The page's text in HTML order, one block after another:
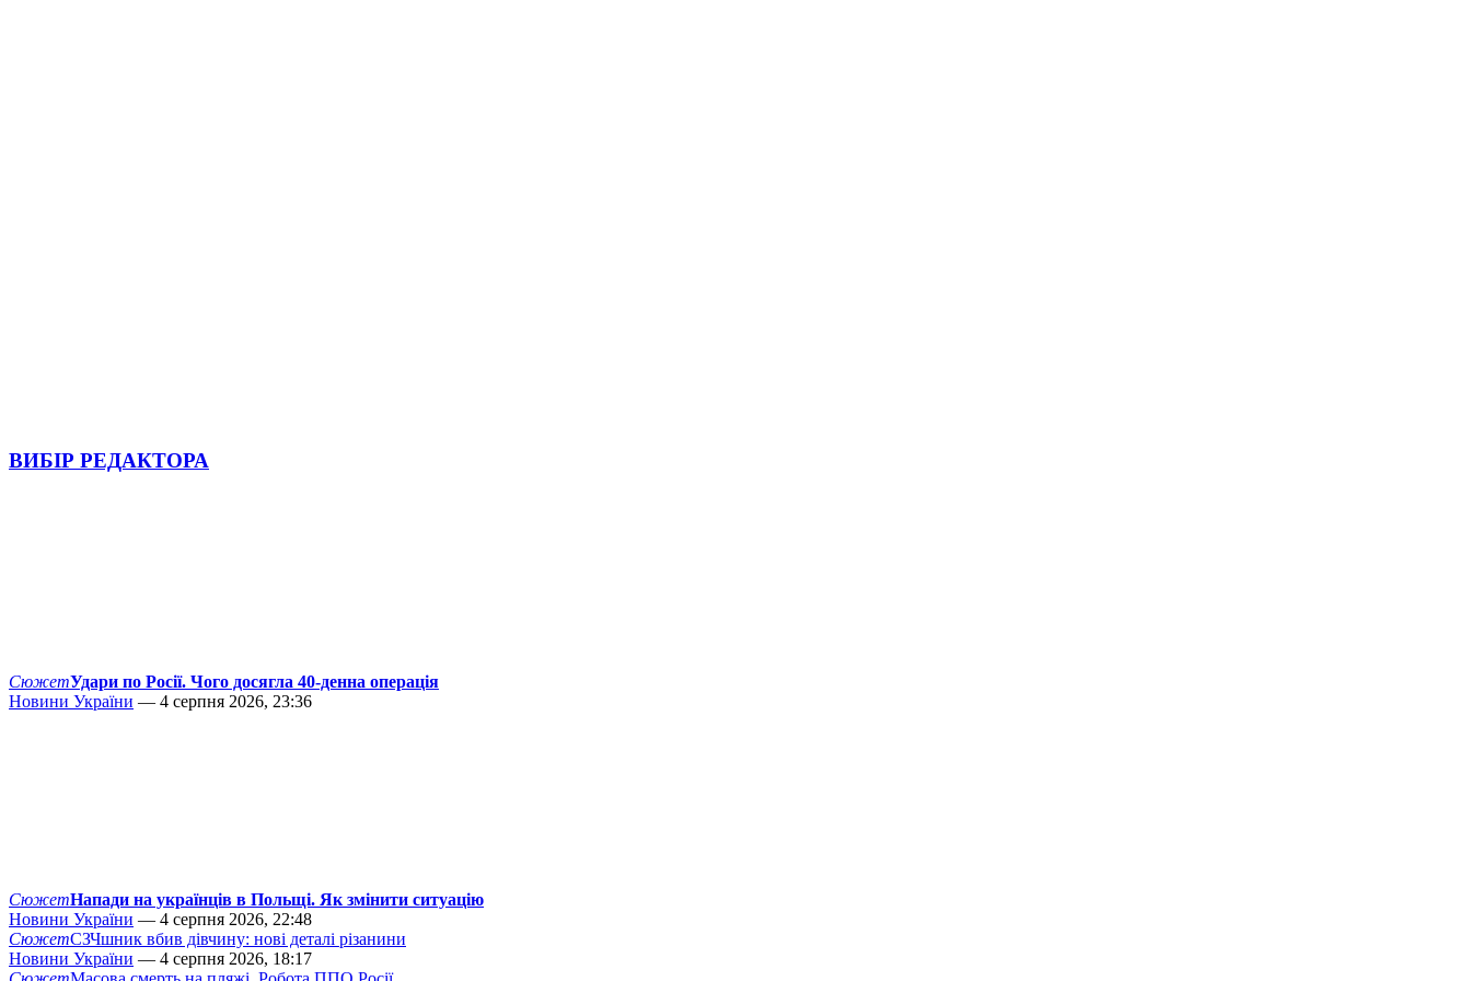
ВИБІР РЕДАКТОРА
СюжетУдари по Росії. Чого досягла 40-денна операція
Новини України — 4 серпня 2026, 23:36
СюжетНапади на українців в Польщі. Як змінити ситуацію
Новини України — 4 серпня 2026, 22:48
СюжетСЗЧшник вбив дівчину: нові деталі різанини
Новини України — 4 серпня 2026, 18:17